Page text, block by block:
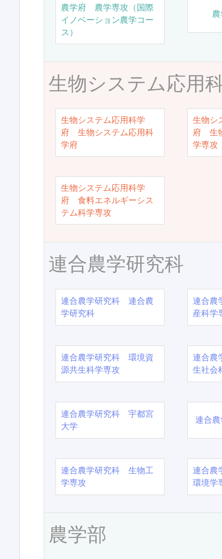
農学府 農学専攻（国際
イノベーション農学コー
ス）
生物システム応用
生物システム応用科学
府 生物システム応用科
学府
生物シ
府 生
学専攻
生物システム応用科学
府 食料エネルギーシス
テム科学専攻
連合農学研究科
連合農学研究科 連合農
学研究科
連合農
産科学
連合農学研究科 環境資
源共生科学専攻
連合農
生社会
連合農学研究科 宇都宮
大学
連合
連合農学研究科 生物工
学専攻
連合農
環境学
農学部